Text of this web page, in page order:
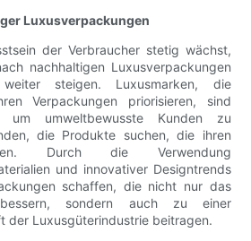
Luxusverpackungen
der Verbraucher stetig wächst,
nachhaltigen Luxusverpackungen
steigen. Luxusmarken, die
Verpackungen priorisieren, sind
um umweltbewusste Kunden zu
die Produkte suchen, die ihren
Durch die Verwendung
und innovativer Designtrends
schaffen, die nicht nur das
sondern auch zu einer
der Luxusgüterindustrie beitragen.